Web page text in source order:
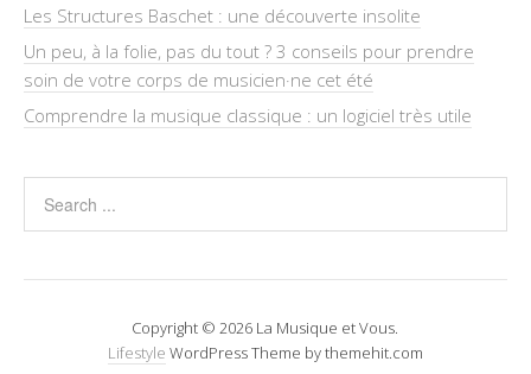
Les Structures Baschet : une découverte insolite
Un peu, à la folie, pas du tout ? 3 conseils pour prendre
soin de votre corps de musicien·ne cet été
Comprendre la musique classique : un logiciel très utile
Copyright © 2026 La Musique et Vous.
Lifestyle WordPress Theme by themehit.com